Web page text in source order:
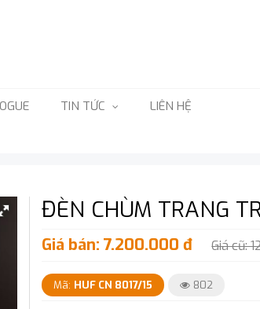
TIN TỨC LIÊN HỆ
ĐÈN CHÙM TRANG
Giá bán: 7.200.000 đ Giá cũ:
Mã: HUF CN 8017/15 802